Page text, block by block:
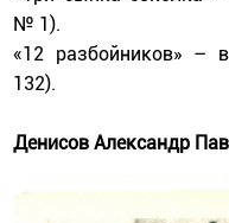
№ 1).
«12 разбойников» –
132).
Денисов Александр